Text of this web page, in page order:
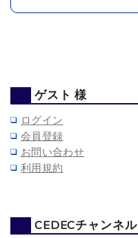
ゲスト 様
ログイン
会員登録
お問い合わせ
利用規約
CEDECチャンネル